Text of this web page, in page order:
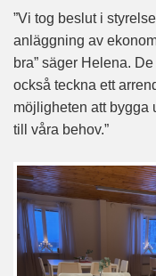
”Vi tog beslut i
anläggning av
bra” säger Helena.
också teckna ett
möjligheten att bygga
till våra behov.”